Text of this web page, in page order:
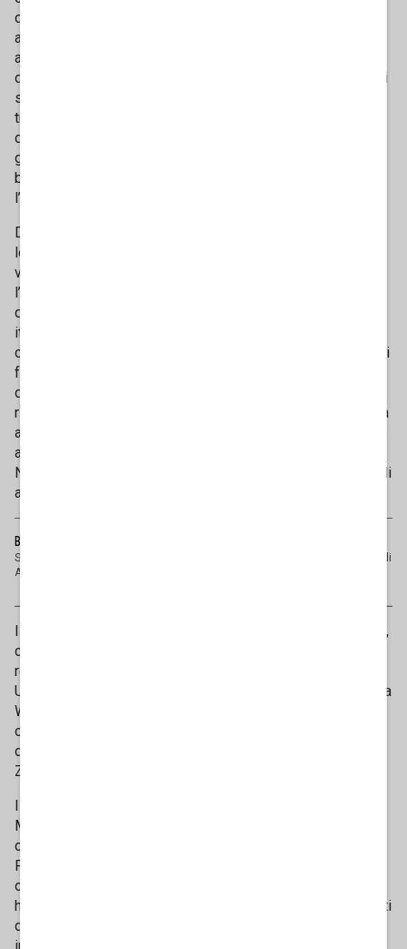
dall’Interpol ed è stata arrestata in Italia, dove era arrivata
avendo la doppia cittadinanza. La vicenda intreccia un po’
anche il dibattito di casa nostra. Già, perché il coportavoce
dei Verdi Angelo Bonelli, come da lui stesso raccontato sui
social, dopo aver saputo l’indirizzo in cui la donna si
trovava nella Capitale ha provveduto ad avvisare le Forze
dell’Ordine che hanno eseguito l’arresto. L’iniziativa ha
generato a Bonelli anche un notevole plauso della sinistra
brasiliana e una deputata socialista ne ha proposto
l’assegnazione della cittadinanza onoraria.
Dall’altra parte, invece, il vicepresidente del Consiglio e
leader della Lega Matteo Salvini ha fatto sapere che
visiterà Zambelli in carcere. Che si sia scatenato
l’ennesimo copione di scontro tra destra e sinistra intorno
questa vicenda alquanto complicata è prassi per la politica
italiana. Però al di là del duello nostrano, il caso è molto
complesso sul piano del rispetto delle garanzie e dei diritti
fondamentali. Lo si ricava parlando con il legale italiano
della deputata, Pieremilio Sammarco, che con Libero
ricostruisce i termini della vicenda. A partire dalla condanna
a 10 anni, per aver dato mandato a un hacker di svolgere un
accesso abusivo al sistema informatico del Consiglio
Nazionale di Giustizia brasiliano e fabbricare un finto atto di
arresto di un magistrato.
BONELLI E FRATOIANNI, LA FESTA DI AVS "ABUSIVA": UN CASO SCONCERTANTE
Suona quasi come una dichiarazione d’amore quella del vicecapogruppo di
Avs alla Camera, Marco Grimaldi, nei confr...
Il magistrato, tenete bene a mente, è Alexandre de Moraes,
considerato tra gli uomini più potenti del Brasile e di
recente destinatario di gravi sanzioni da parte degli Stati
Uniti sulla base della legge Magnistsky. L’accusa mossa da
Washington? «Essere responsabile di una campagna
oppressiva di censura, detenzioni arbitrarie che violano i
diritti umani e indagini politicizzate». Ma torniamo a
Zambelli.
Il documento falso sarebbe un atto in cui il giudice de
Moraes arresta se stesso. Un’assurdità, che comunque è
costata a Zambelli la condanna a 10 anni di carcere.
Peraltro, argomenta Sammarco, «Non c’è nessuna prova
oggettiva che testimonia il mandato di Zambelli a questo
hacker. Si conoscevano in passato, ma non avevano contatti
da tempo. Questo atto falso le è stato mandato dal pirata